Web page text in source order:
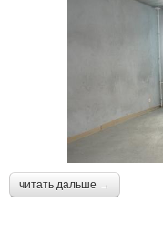
читать дальше →